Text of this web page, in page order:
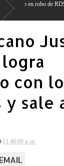
mil y mercancías de
con
y sale
11:40:00 a. m.
EMAIL